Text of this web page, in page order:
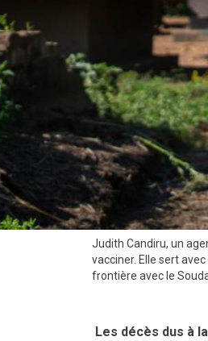
Judith Candiru, un
vacciner. Elle sert
frontière avec le
Les décès dus à